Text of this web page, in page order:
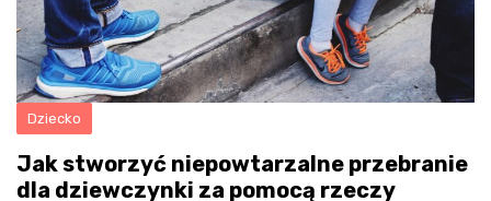
Dziecko
Jak stworzyć niepowtarzalne przebranie
dla dziewczynki za pomocą rzeczy